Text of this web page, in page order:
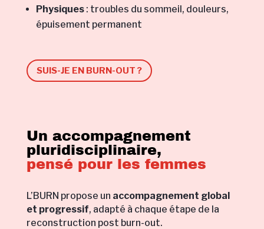
Physiques: troubles du sommeil, douleurs,
épuisement permanent
SUIS-JE EN BURN-OUT ?
Un accompagnement
pluridisciplinaire,
pensé pour les femmes
L’BURN propose un accompagnement global
et progressif, adapté à chaque étape de la
reconstruction post burn-out.